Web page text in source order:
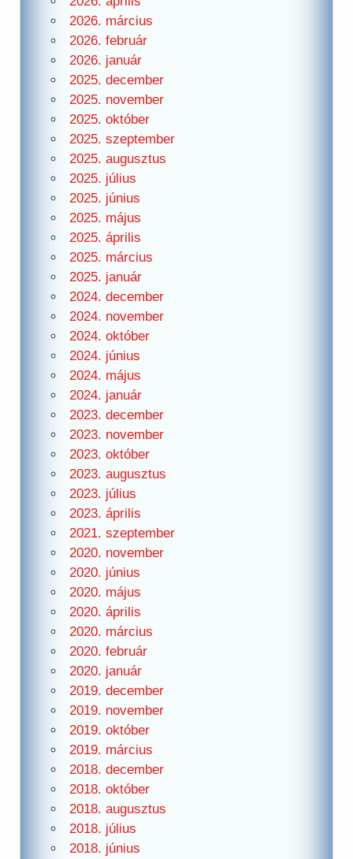
2026. március
2026. február
2026. január
2025. december
2025. november
2025. október
2025. szeptember
2025. augusztus
2025. július
2025. június
2025. május
2025. április
2025. március
2025. január
2024. december
2024. november
2024. október
2024. június
2024. május
2024. január
2023. december
2023. november
2023. október
2023. augusztus
2023. július
2023. április
2021. szeptember
2020. november
2020. június
2020. május
2020. április
2020. március
2020. február
2020. január
2019. december
2019. november
2019. október
2019. március
2018. december
2018. október
2018. augusztus
2018. július
2018. június